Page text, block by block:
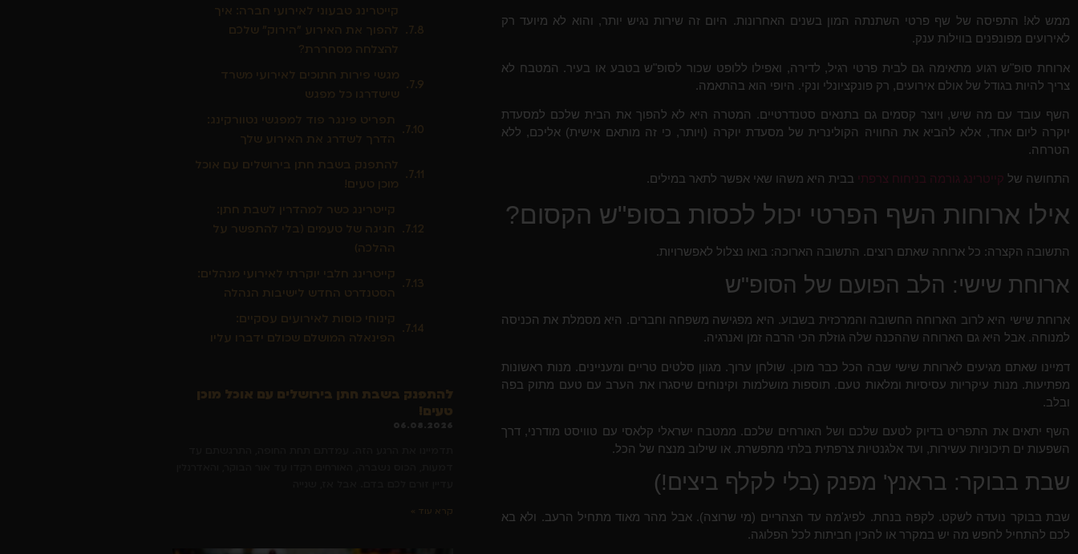
ממש לא! התפיסה של שף פרטי השתנתה המון בשנים האחרונות. היום זה שירות נגיש יותר, והוא לא מיועד רק
לאירועים מפונפנים בווילות ענק.
ארוחת סופ"ש רגוע מתאימה גם לבית פרטי רגיל, לדירה, ואפילו ללופט שכור לסופ"ש בטבע או בעיר. המטבח לא
צריך להיות בגודל של אולם אירועים, רק פונקציונלי ונקי. היופי הוא בהתאמה.
השף עובד עם מה שיש, ויוצר קסמים גם בתנאים סטנדרטיים. המטרה היא לא להפוך את הבית שלכם למסעדת
יוקרה ליום אחד, אלא להביא את החוויה הקולינרית של מסעדת יוקרה (ויותר, כי זה מותאם אישית) אליכם, ללא
הטרחה.
התחושה של קייטרינג גורמה בניחוח צרפתי בבית היא משהו שאי אפשר לתאר במילים.
אילו ארוחות השף הפרטי יכול לכסות בסופ"ש הקסום?
התשובה הקצרה: כל ארוחה שאתם רוצים. התשובה הארוכה: בואו נצלול לאפשרויות.
ארוחת שישי: הלב הפועם של הסופ"ש
ארוחת שישי היא לרוב הארוחה החשובה והמרכזית בשבוע. היא מפגישה משפחה וחברים. היא מסמלת את הכניסה
למנוחה. אבל היא גם הארוחה שההכנה שלה גוזלת הכי הרבה זמן ואנרגיה.
דמיינו שאתם מגיעים לארוחת שישי שבה הכל כבר מוכן. שולחן ערוך. מגוון סלטים טריים ומעניינים. מנות ראשונות
מפתיעות. מנות עיקריות עסיסיות ומלאות טעם. תוספות מושלמות וקינוחים שיסגרו את הערב עם טעם מתוק בפה
ובלב.
השף יתאים את התפריט בדיוק לטעם שלכם ושל האורחים שלכם. ממטבח ישראלי קלאסי עם טוויסט מודרני, דרך
השפעות ים תיכוניות עשירות, ועד אלגנטיות צרפתית בלתי מתפשרת. או שילוב מנצח של הכל.
שבת בבוקר: בראנץ' מפנק (בלי לקלף ביצים!)
שבת בבוקר נועדה לשקט. לקפה בנחת. לפיג'מה עד הצהריים (מי שרוצה). אבל מהר מאוד מתחיל הרעב. ולא בא
לכם להתחיל לחפש מה יש במקרר או להכין חביתות לכל הפלוגה.
קייטרינג טבעוני לאירועי חברה: איך
להפוך את האירוע "הירוק" שלכם
להצלחה מסחררת?
מגשי פירות חתוכים לאירועי משרד
שישדרגו כל מפגש
תפריט פינגר פוד למפגשי נטוורקינג:
הדרך לשדרג את האירוע שלך
להתפנק בשבת חתן בירושלים עם אוכל
מוכן טעים!
קייטרינג כשר למהדרין לשבת חתן:
חגיגה של טעמים (בלי להתפשר על
ההלכה)
קייטרינג חלבי יוקרתי לאירועי מנהלים:
הסטנדרט החדש לישיבות הנהלה
קינוחי כוסות לאירועים עסקיים:
הפינאלה המושלם שכולם ידברו עליו
להתפנק בשבת חתן בירושלים עם אוכל מוכן
טעים!
06.08.2026
קרא עוד »